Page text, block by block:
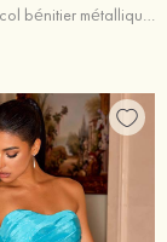
Robe trapèze col bénitier métallique courte/mini robe de fête de la rentrée